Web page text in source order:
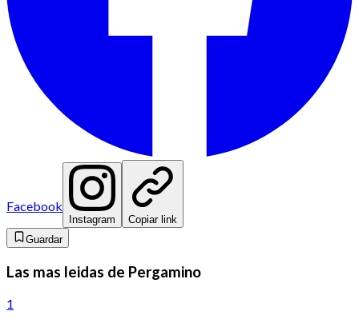
Facebook
Instagram
Copiar link
Guardar
Las mas leidas de Pergamino
1